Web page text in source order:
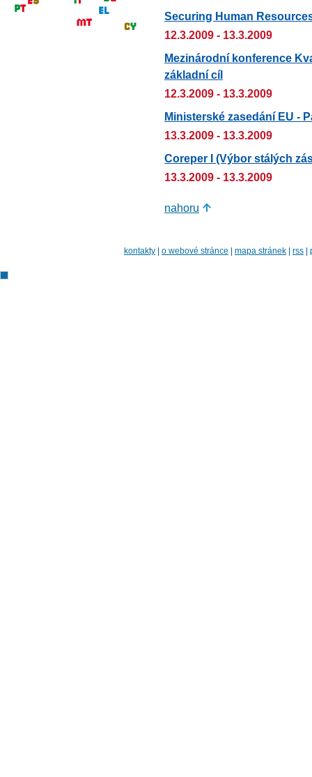
Securing Human
12.3.2009 - 13.3.2009
Mezinárodní konference
základní cíl
12.3.2009 - 13.3.2009
Ministerské zasedání EU -
13.3.2009 - 13.3.2009
Coreper I (Výbor stálých
13.3.2009 - 13.3.2009
nahoru
kontakty | o webové stránce | mapa stránek | rss |